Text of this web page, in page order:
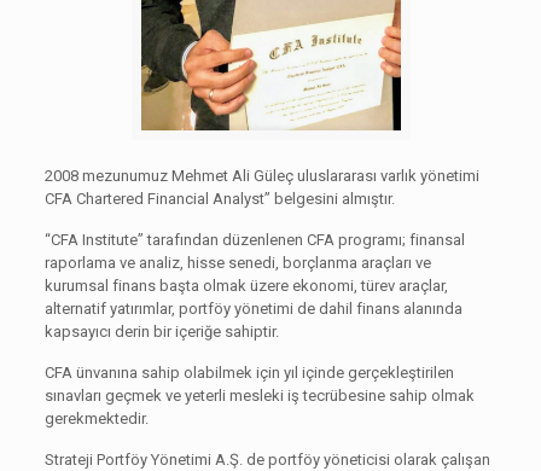
2008 mezunumuz Mehmet Ali Güleç uluslararası varlık yönetimi
CFA Chartered Financial Analyst” belgesini almıştır.
“CFA Institute” tarafından düzenlenen CFA programı; finansal
raporlama ve analiz, hisse senedi, borçlanma araçları ve
kurumsal finans başta olmak üzere ekonomi, türev araçlar,
alternatif yatırımlar, portföy yönetimi de dahil finans alanında
kapsayıcı derin bir içeriğe sahiptir.
CFA ünvanına sahip olabilmek için yıl içinde gerçekleştirilen
sınavları geçmek ve yeterli mesleki iş tecrübesine sahip olmak
gerekmektedir.
Strateji Portföy Yönetimi A.Ş. de portföy yöneticisi olarak çalışan